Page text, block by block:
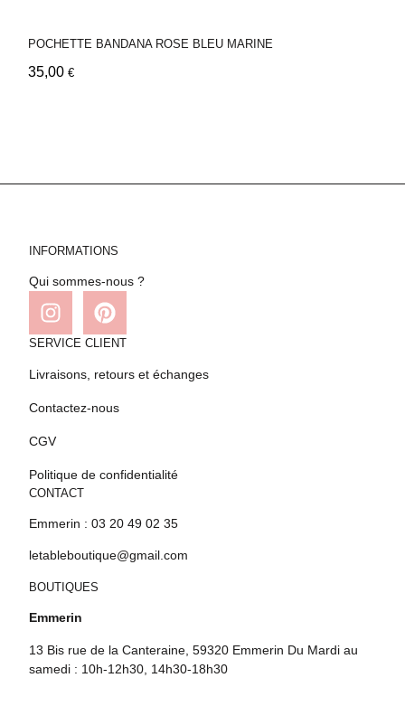
POCHETTE BANDANA ROSE BLEU MARINE
35,00 €
INFORMATIONS
Qui sommes-nous ?
SERVICE CLIENT
Livraisons, retours et échanges
Contactez-nous
CGV
Politique de confidentialité
CONTACT
Emmerin : 03 20 49 02 35
letableboutique@gmail.com
BOUTIQUES
Emmerin
13 Bis rue de la Canteraine, 59320 Emmerin Du Mardi au
samedi : 10h-12h30, 14h30-18h30